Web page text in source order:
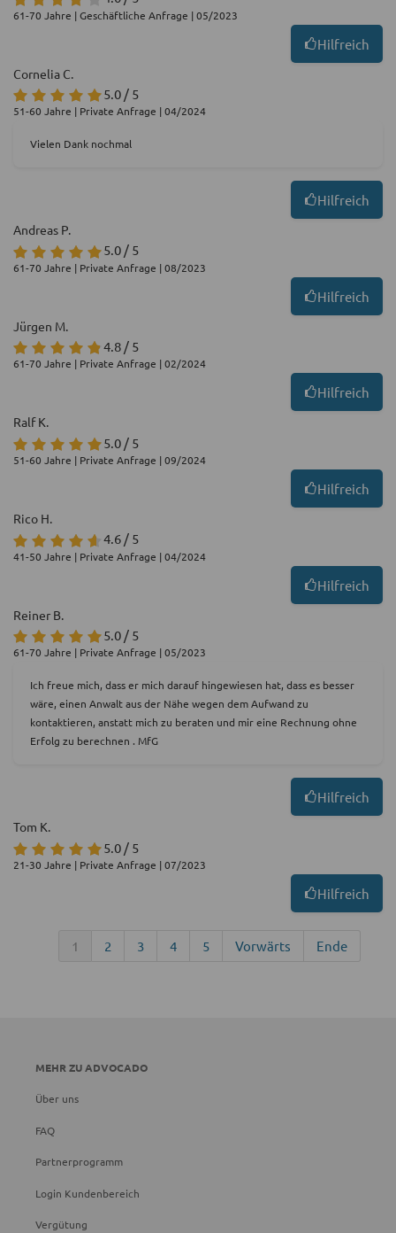
61-70 Jahre | Geschäftliche Anfrage | 05/2023
Hilfreich
Cornelia C.
5.0 / 5
51-60 Jahre | Private Anfrage | 04/2024
Vielen Dank nochmal
Hilfreich
Andreas P.
5.0 / 5
61-70 Jahre | Private Anfrage | 08/2023
Hilfreich
Jürgen M.
4.8 / 5
61-70 Jahre | Private Anfrage | 02/2024
Hilfreich
Ralf K.
5.0 / 5
51-60 Jahre | Private Anfrage | 09/2024
Hilfreich
Rico H.
4.6 / 5
41-50 Jahre | Private Anfrage | 04/2024
Hilfreich
Reiner B.
5.0 / 5
61-70 Jahre | Private Anfrage | 05/2023
Ich freue mich, dass er mich darauf hingewiesen hat, dass es besser
wäre, einen Anwalt aus der Nähe wegen dem Aufwand zu
kontaktieren, anstatt mich zu beraten und mir eine Rechnung ohne
Erfolg zu berechnen . MfG
Hilfreich
Tom K.
5.0 / 5
21-30 Jahre | Private Anfrage | 07/2023
Hilfreich
1 2 3 4 5 Vorwärts Ende
MEHR ZU ADVOCADO
Über uns
FAQ
Partnerprogramm
Login Kundenbereich
Vergütung